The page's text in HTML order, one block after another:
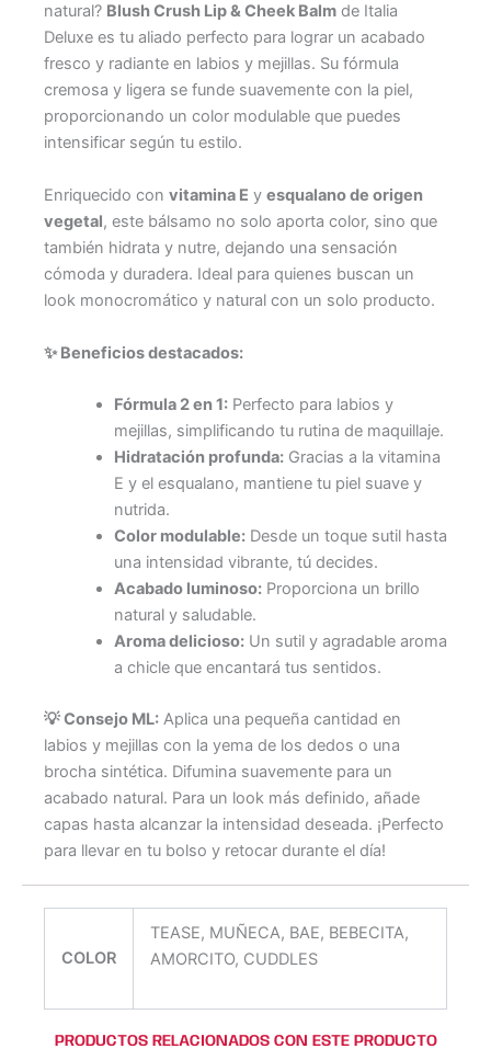
natural? Blush Crush Lip & Cheek Balm de Italia
Deluxe es tu aliado perfecto para lograr un acabado
fresco y radiante en labios y mejillas. Su fórmula
cremosa y ligera se funde suavemente con la piel,
proporcionando un color modulable que puedes
intensificar según tu estilo.
Enriquecido con vitamina E y esqualano de origen
vegetal, este bálsamo no solo aporta color, sino que
también hidrata y nutre, dejando una sensación
cómoda y duradera. Ideal para quienes buscan un
look monocromático y natural con un solo producto.
✨ Beneficios destacados:
Fórmula 2 en 1:Perfecto para labios y
mejillas, simplificando tu rutina de maquillaje.
Hidratación profunda:Gracias a la vitamina
E y el esqualano, mantiene tu piel suave y
nutrida.
Color modulable:Desde un toque sutil hasta
una intensidad vibrante, tú decides.
Acabado luminoso:Proporciona un brillo
natural y saludable.
Aroma delicioso:Un sutil y agradable aroma
a chicle que encantará tus sentidos.
💡 Consejo ML: Aplica una pequeña cantidad en
labios y mejillas con la yema de los dedos o una
brocha sintética. Difumina suavemente para un
acabado natural. Para un look más definido, añade
capas hasta alcanzar la intensidad deseada. ¡Perfecto
para llevar en tu bolso y retocar durante el día!
COLOR
TEASE, MUÑECA, BAE, BEBECITA,
AMORCITO, CUDDLES
PRODUCTOS RELACIONADOS CON ESTE PRODUCTO